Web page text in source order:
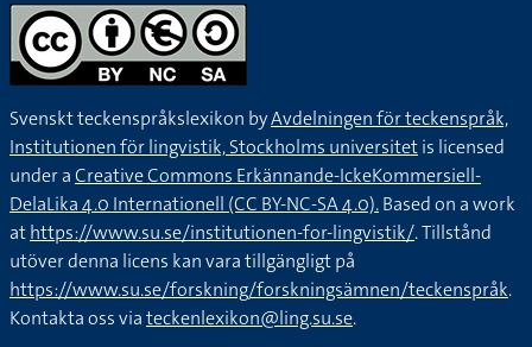
Svenskt teckenspråkslexikon byAvdelningen för teckenspråk,
Institutionen för lingvistik, Stockholms universitetis licensed
under aCreative Commons Erkännande-IckeKommersiell-
DelaLika 4.0 Internationell (CC BY-NC-SA 4.0).Based on a work
athttps://www.su.se/institutionen-for-lingvistik/. Tillstånd
utöver denna licens kan vara tillgängligt på
https://www.su.se/forskning/forskningsämnen/teckenspråk.
Kontakta oss viateckenlexikon@ling.su.se.